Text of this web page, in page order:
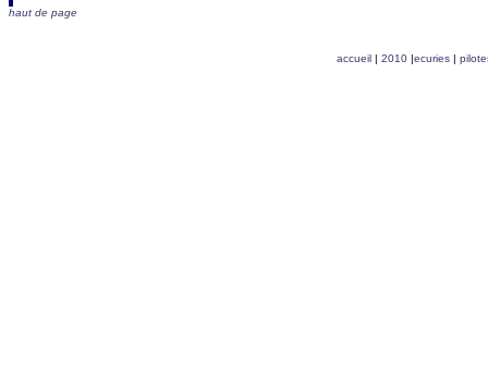
haut de page
accueil| 2010 |ecuries|